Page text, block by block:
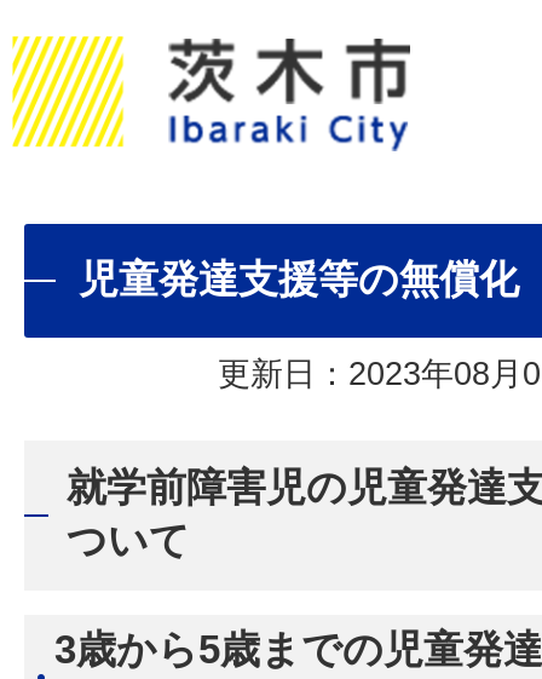
児童発達支援等の無償化
更新日：2023年08月
就学前障害児の児童発達
ついて
3歳から5歳までの児童発